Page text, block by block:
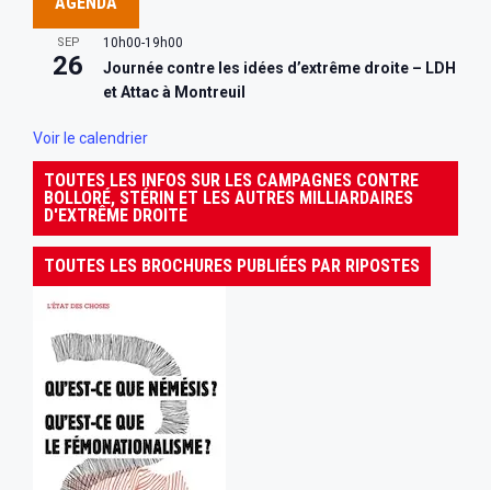
SEP
26
10h00-19h00
Journée contre les idées d’extrême droite – LDH
et Attac à Montreuil
Voir le calendrier
TOUTES LES INFOS SUR LES CAMPAGNES CONTRE
BOLLORÉ, STÉRIN ET LES AUTRES MILLIARDAIRES
D'EXTRÊME DROITE
TOUTES LES BROCHURES PUBLIÉES PAR RIPOSTES